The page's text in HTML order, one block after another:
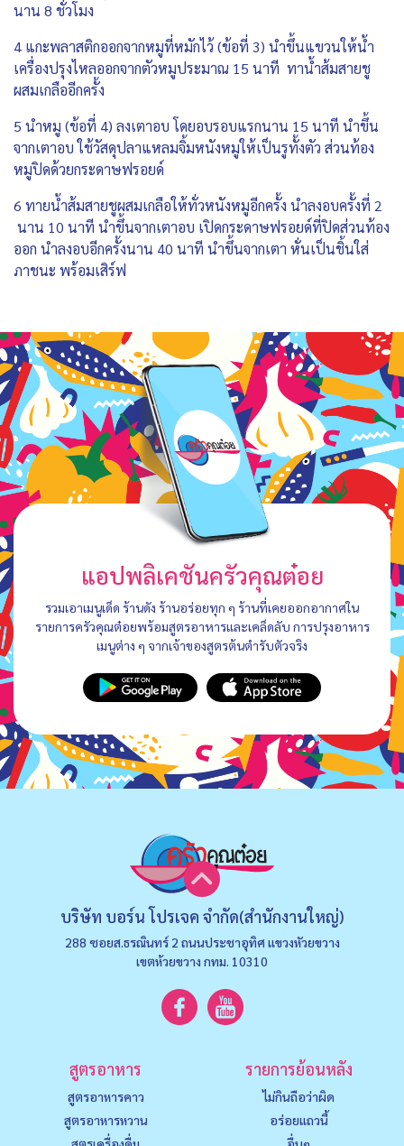
นาน 8 ชั่วโมง
4 แกะพลาสติกออกจากหมูที่หมักไว้ (ข้อที่ 3) นำขึ้นแขวนให้น้ำ
เครื่องปรุงไหลออกจากตัวหมูประมาณ 15 นาที ทาน้ำส้มสายชู
ผสมเกลืออีกครั้ง
5 นำหมู (ข้อที่ 4) ลงเตาอบ โดยอบรอบแรกนาน 15 นาที นำขึ้น
จากเตาอบ ใช้วัสดุปลาแหลมจิ้มหนังหมูให้เป็นรูทั้งตัว ส่วนท้อง
หมูปิดด้วยกระดาษฟรอยด์
6 ทายน้ำส้มสายชูผสมเกลือให้ทั่วหนังหมูอีกครั้ง นำลงอบครั้งที่ 2
นาน 10 นาที นำขึ้นจากเตาอบ เปิดกระดาษฟรอยด์ที่ปิดส่วนท้อง
ออก นำลงอบอีกครั้งนาน 40 นาที นำขึ้นจากเตา หั่นเป็นชิ้นใส่
ภาชนะ พร้อมเสิร์ฟ
แอปพลิเคชันครัวคุณต๋อย
รวมเอาเมนูเด็ด ร้านดัง ร้านอร่อยทุก ๆ ร้านที่เคยออกอากาศใน
รายการครัวคุณต๋อยพร้อมสูตรอาหารและเคล็ดลับ การปรุงอาหาร
เมนูต่าง ๆ จากเจ้าของสูตรต้นตำรับตัวจริง
บริษัท บอร์น โปรเจค จำกัด(สำนักงานใหญ่)
288 ซอยส.ธรณินทร์ 2 ถนนประชาอุทิศ แขวงหัวยขวาง
เขตห้วยขวาง กทม. 10310
สูตรอาหาร
สูตรอาหารคาว
สูตรอาหารหวาน
รายการย้อนหลัง
ไม่กินถือว่าผิด
อร่อยแถวนี้